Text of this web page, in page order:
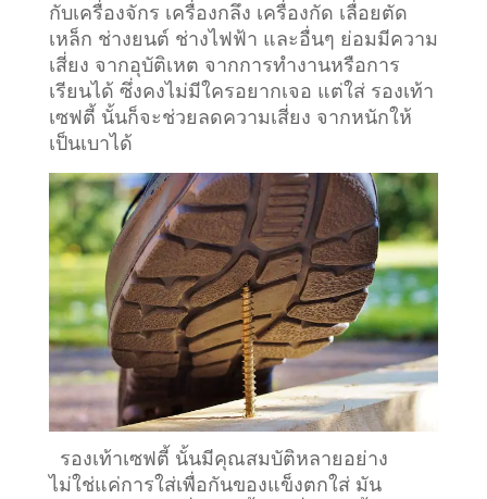
กับเครื่องจักร เครื่องกลึง เครื่องกัด เลื่อยตัด
เหล็ก ช่างยนต์ ช่างไฟฟ้า และอื่นๆ ย่อมมีความ
เสี่ยง จากอุบัติเหต จากการทำงานหรือการ
เรียนได้ ซึ่งคงไม่มีใครอยากเจอ แต่ใส่ รองเท้า
เซฟตี้ นั้นก็จะช่วยลดความเสี่ยง จากหนักให้
เป็นเบาได้
รองเท้าเซฟตี้ นั้นมีคุณสมบัติหลายอย่าง
ไม่ใช่แค่การใส่เพื่อกันของแข็งตกใส่ มัน